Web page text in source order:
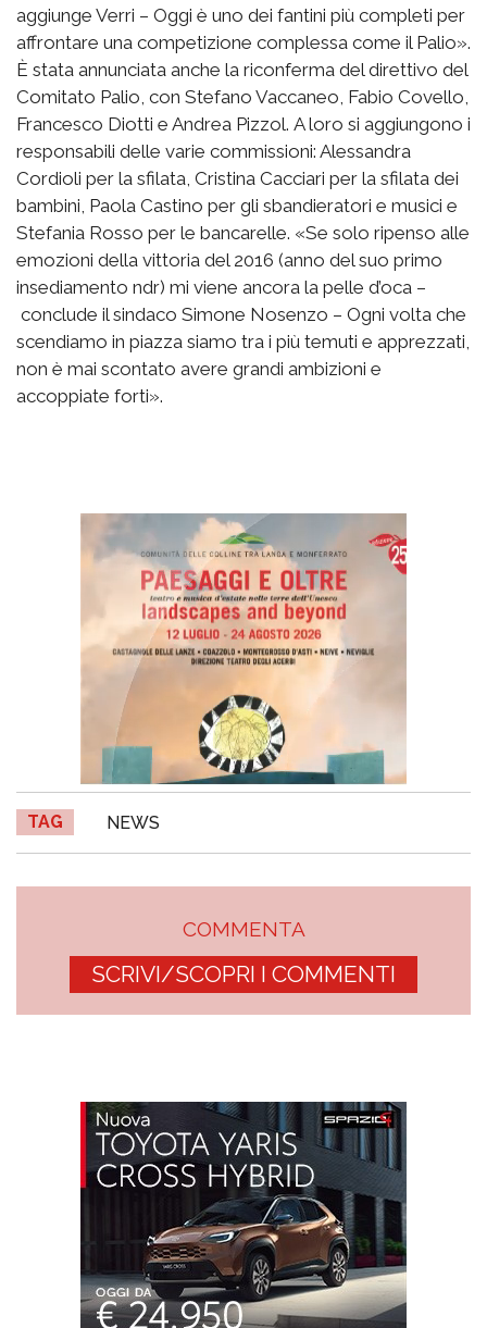
aggiunge Verri – Oggi è uno dei fantini più completi per
affrontare una competizione complessa come il Palio».
È stata annunciata anche la riconferma del direttivo del
Comitato Palio, con Stefano Vaccaneo, Fabio Covello,
Francesco Diotti e Andrea Pizzol. A loro si aggiungono i
responsabili delle varie commissioni: Alessandra
Cordioli per la sfilata, Cristina Cacciari per la sfilata dei
bambini, Paola Castino per gli sbandieratori e musici e
Stefania Rosso per le bancarelle. «Se solo ripenso alle
emozioni della vittoria del 2016 (anno del suo primo
insediamento ndr) mi viene ancora la pelle d’oca –
conclude il sindaco Simone Nosenzo – Ogni volta che
scendiamo in piazza siamo tra i più temuti e apprezzati,
non è mai scontato avere grandi ambizioni e
accoppiate forti».
TAG NEWS
COMMENTA
SCRIVI/SCOPRI I COMMENTI